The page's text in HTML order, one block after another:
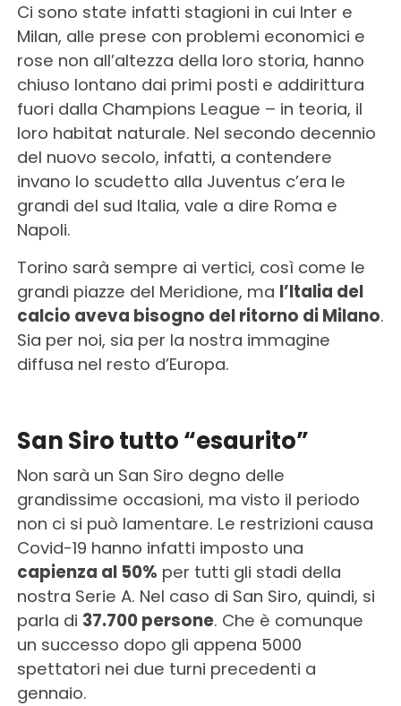
Ci sono state infatti stagioni in cui Inter e
Milan, alle prese con problemi economici e
rose non all’altezza della loro storia, hanno
chiuso lontano dai primi posti e addirittura
fuori dalla Champions League – in teoria, il
loro habitat naturale. Nel secondo decennio
del nuovo secolo, infatti, a contendere
invano lo scudetto alla Juventus c’era le
grandi del sud Italia, vale a dire Roma e
Napoli.
Torino sarà sempre ai vertici, così come le
grandi piazze del Meridione, ma l’Italia del
calcio aveva bisogno del ritorno di Milano.
Sia per noi, sia per la nostra immagine
diffusa nel resto d’Europa.
San Siro tutto “esaurito”
Non sarà un San Siro degno delle
grandissime occasioni, ma visto il periodo
non ci si può lamentare. Le restrizioni causa
Covid-19 hanno infatti imposto una
capienza al 50% per tutti gli stadi della
nostra Serie A. Nel caso di San Siro, quindi, si
parla di 37.700 persone. Che è comunque
un successo dopo gli appena 5000
spettatori nei due turni precedenti a
gennaio.